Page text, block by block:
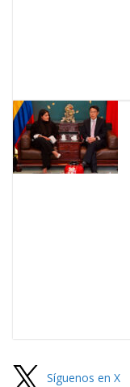
Síguenos en X